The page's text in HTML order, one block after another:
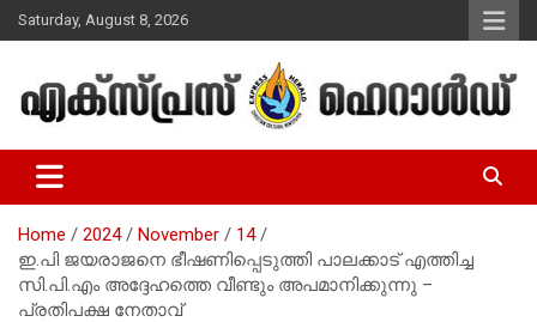
Skip
to
Saturday, August 8, 2026
Express Herald – Malayalam
Christian News
Home 2024 November
14
ഇ.പി ജയരാജനെ ഭീഷണിപ്പെടുത്തി പാലക്കാട് എത്തിച്ച
സി.പി.എം അദ്ദേഹത്തെ വീണ്ടും അപമാനിക്കുന്നു –
പ്രതിപക്ഷ നേതാവ്